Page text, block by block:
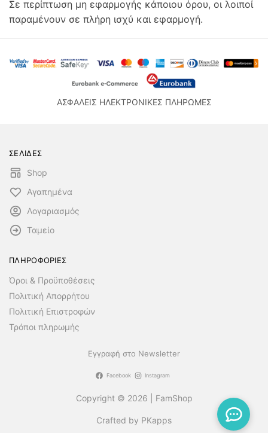
Σε περίπτωση μη εφαρμογής κάποιου όρου, οι λοιποί
παραμένουν σε πλήρη ισχύ και εφαρμογή.
ΑΣΦΑΛΕΙΣ ΗΛΕΚΤΡΟΝΙΚΕΣ ΠΛΗΡΩΜΕΣ
ΣΕΛΙΔΕΣ
Shop
Αγαπημένα
Λογαριασμός
Ταμείο
ΠΛΗΡΟΦΟΡΙΕΣ
Όροι & Προϋποθέσεις
Πολιτική Απορρήτου
Πολιτική Επιστροφών
Τρόποι πληρωμής
Εγγραφή στο Newsletter
Facebook Instagram
Copyright © 2026 | FamShop
Crafted by PKapps